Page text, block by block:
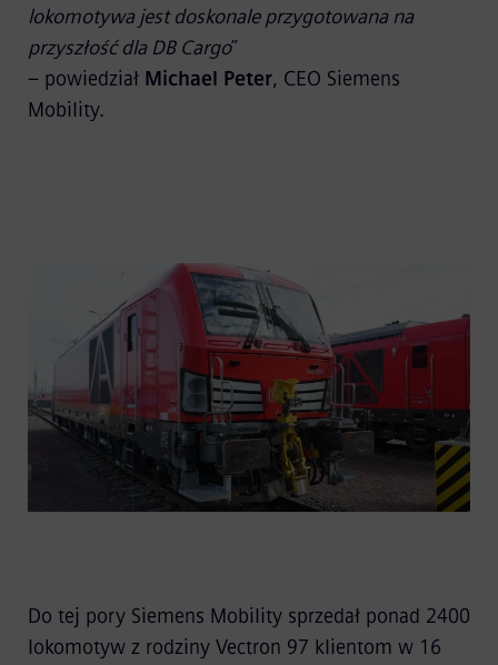
lokomotywa jest doskonale przygotowana na
przyszłość dla DB Cargo”
– powiedział Michael Peter, CEO Siemens
Mobility.
Do tej pory Siemens Mobility sprzedał ponad 2400
lokomotyw z rodziny Vectron 97 klientom w 16